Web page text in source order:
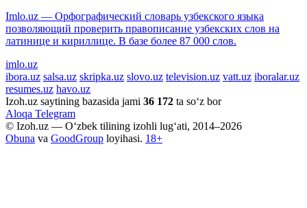
Imlo.uz — Орфографический словарь узбекского языка
позволяющий проверить правописание узбекских слов на
латинице и кириллице. В базе более 87 000 слов.
imlo.uz
ibora.uz salsa.uz skripka.uz slovo.uz television.uz vatt.uz iboralar.uz
resumes.uz havo.uz
Izoh.uz saytining bazasida jami 36 172 ta so‘z bor
Aloqa Telegram
© Izoh.uz — O‘zbek tilining izohli lug‘ati, 2014–2026
Obuna va GoodGroup loyihasi. 18+